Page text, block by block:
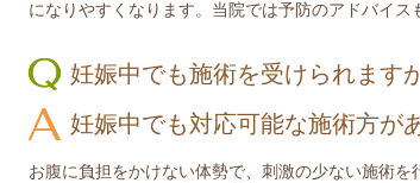
になりやすくなります。当院では予防のアドバイス
妊娠中でも施術を受けられます
妊娠中でも対応可能な施術方が
お腹に負担をかけない体勢で、刺激の少ない施術を